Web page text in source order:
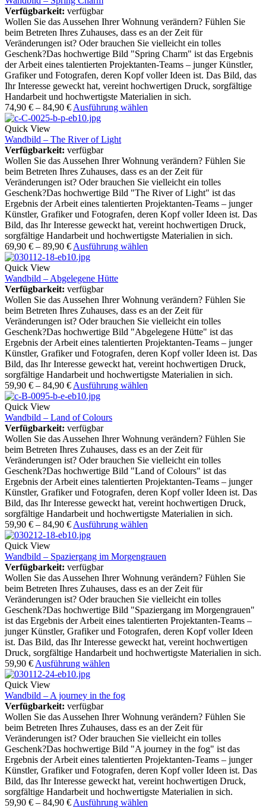
Verfügbarkeit: verfügbar
Wollen Sie das Aussehen Ihrer Wohnung verändern? Fühlen Sie
beim Betreten Ihres Zuhauses, dass es an der Zeit für
Veränderungen ist? Oder brauchen Sie vielleicht ein tolles
Geschenk?Das hochwertige Bild "Spring Charm" ist das Ergebnis
der Arbeit eines talentierten Projektanten-Teams – junger Künstler,
Grafiker und Fotografen, deren Kopf voller Ideen ist. Das Bild, das
Ihr Interesse geweckt hat, vereint hochwertigen Druck, sorgfältige
Handarbeit und hochwertigste Materialien in sich.
74,90 € – 84,90 € Ausführung wählen
Quick View
Wandbild – The River of Light
Verfügbarkeit: verfügbar
Wollen Sie das Aussehen Ihrer Wohnung verändern? Fühlen Sie
beim Betreten Ihres Zuhauses, dass es an der Zeit für
Veränderungen ist? Oder brauchen Sie vielleicht ein tolles
Geschenk?Das hochwertige Bild "The River of Light" ist das
Ergebnis der Arbeit eines talentierten Projektanten-Teams – junger
Künstler, Grafiker und Fotografen, deren Kopf voller Ideen ist. Das
Bild, das Ihr Interesse geweckt hat, vereint hochwertigen Druck,
sorgfältige Handarbeit und hochwertigste Materialien in sich.
69,90 € – 89,90 € Ausführung wählen
Quick View
Wandbild – Abgelegene Hütte
Verfügbarkeit: verfügbar
Wollen Sie das Aussehen Ihrer Wohnung verändern? Fühlen Sie
beim Betreten Ihres Zuhauses, dass es an der Zeit für
Veränderungen ist? Oder brauchen Sie vielleicht ein tolles
Geschenk?Das hochwertige Bild "Abgelegene Hütte" ist das
Ergebnis der Arbeit eines talentierten Projektanten-Teams – junger
Künstler, Grafiker und Fotografen, deren Kopf voller Ideen ist. Das
Bild, das Ihr Interesse geweckt hat, vereint hochwertigen Druck,
sorgfältige Handarbeit und hochwertigste Materialien in sich.
59,90 € – 84,90 € Ausführung wählen
Quick View
Wandbild – Land of Colours
Verfügbarkeit: verfügbar
Wollen Sie das Aussehen Ihrer Wohnung verändern? Fühlen Sie
beim Betreten Ihres Zuhauses, dass es an der Zeit für
Veränderungen ist? Oder brauchen Sie vielleicht ein tolles
Geschenk?Das hochwertige Bild "Land of Colours" ist das
Ergebnis der Arbeit eines talentierten Projektanten-Teams – junger
Künstler, Grafiker und Fotografen, deren Kopf voller Ideen ist. Das
Bild, das Ihr Interesse geweckt hat, vereint hochwertigen Druck,
sorgfältige Handarbeit und hochwertigste Materialien in sich.
59,90 € – 84,90 € Ausführung wählen
Quick View
Wandbild – Spaziergang im Morgengrauen
Verfügbarkeit: verfügbar
Wollen Sie das Aussehen Ihrer Wohnung verändern? Fühlen Sie
beim Betreten Ihres Zuhauses, dass es an der Zeit für
Veränderungen ist? Oder brauchen Sie vielleicht ein tolles
Geschenk?Das hochwertige Bild "Spaziergang im Morgengrauen"
ist das Ergebnis der Arbeit eines talentierten Projektanten-Teams –
junger Künstler, Grafiker und Fotografen, deren Kopf voller Ideen
ist. Das Bild, das Ihr Interesse geweckt hat, vereint hochwertigen
Druck, sorgfältige Handarbeit und hochwertigste Materialien in sich.
59,90 € Ausführung wählen
Quick View
Wandbild – A journey in the fog
Verfügbarkeit: verfügbar
Wollen Sie das Aussehen Ihrer Wohnung verändern? Fühlen Sie
beim Betreten Ihres Zuhauses, dass es an der Zeit für
Veränderungen ist? Oder brauchen Sie vielleicht ein tolles
Geschenk?Das hochwertige Bild "A journey in the fog" ist das
Ergebnis der Arbeit eines talentierten Projektanten-Teams – junger
Künstler, Grafiker und Fotografen, deren Kopf voller Ideen ist. Das
Bild, das Ihr Interesse geweckt hat, vereint hochwertigen Druck,
sorgfältige Handarbeit und hochwertigste Materialien in sich.
59,90 € – 84,90 € Ausführung wählen